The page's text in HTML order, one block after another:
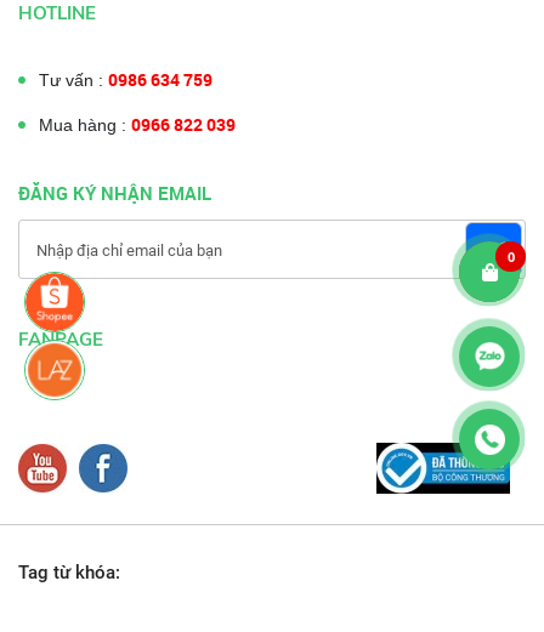
HOTLINE
Tư vấn : 0986 634 759
Mua hàng : 0966 822 039
ĐĂNG KÝ NHẬN EMAIL
FANPAGE
Tag từ khóa:
0